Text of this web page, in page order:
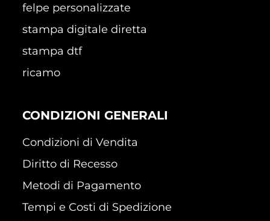
felpe personalizzate
stampa digitale diretta
stampa dtf
ricamo
CONDIZIONI GENERALI
Condizioni di Vendita
Diritto di Recesso
Metodi di Pagamento
Tempi e Costi di Spedizione